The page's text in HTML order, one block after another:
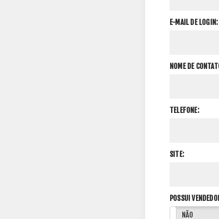
E-MAIL DE LOGIN:
NOME DE
TELEFONE:
SITE:
POSSUI
NÃO